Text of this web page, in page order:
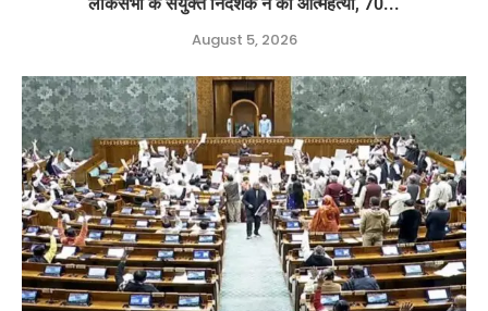
लोकसभा के संयुक्त निदेशक ने की आत्महत्या, 70...
August 5, 2026